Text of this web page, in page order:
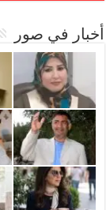
أخبار في صور